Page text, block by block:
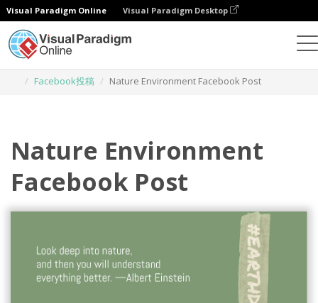
Visual Paradigm Online Visual Paradigm Desktop
Facebook投稿
Nature Environment Facebook Post
Nature Environment
Facebook Post